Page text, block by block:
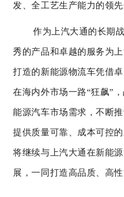
发、全工艺生产能力的领先
作为上汽大通的长期
秀的产品和卓越的服务为
打造的新能源物流车凭借
在海内外市场一路“狂飙”
能源汽车市场需求，不断
提供质量可靠、成本可控
将继续与上汽大通在新能
展，一同打造高品质、高